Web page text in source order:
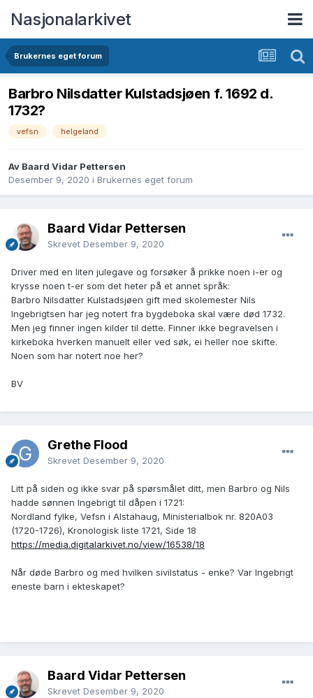
Nasjonalarkivet
Brukernes eget forum
Barbro Nilsdatter Kulstadsjøen f. 1692 d.
1732?
vefsn helgeland
Av Baard Vidar Pettersen
Desember 9, 2020 i Brukernes eget forum
Baard Vidar Pettersen
Skrevet Desember 9, 2020
Driver med en liten julegave og forsøker å prikke noen i-er og
krysse noen t-er som det heter på et annet språk:
Barbro Nilsdatter Kulstadsjøen gift med skolemester Nils
Ingebrigtsen har jeg notert fra bygdeboka skal være død 1732.
Men jeg finner ingen kilder til dette. Finner ikke begravelsen i
kirkeboka hverken manuelt eller ved søk, ei heller noe skifte.
Noen som har notert noe her?
BV
Grethe Flood
Skrevet Desember 9, 2020
Litt på siden og ikke svar på spørsmålet ditt, men Barbro og Nils
hadde sønnen Ingebrigt til dåpen i 1721:
Nordland fylke, Vefsn i Alstahaug, Ministerialbok nr. 820A03
(1720-1726), Kronologisk liste 1721, Side 18
https://media.digitalarkivet.no/view/16538/18
Når døde Barbro og med hvilken sivilstatus - enke? Var Ingebrigt
eneste barn i ekteskapet?
Baard Vidar Pettersen
Skrevet Desember 9, 2020